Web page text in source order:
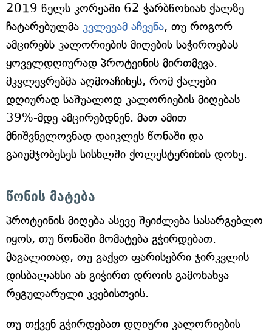
2019 წელს კორეაში 62 ჭარბწონიან ქალზე
ჩატარებულმა კვლევამ აჩვენა, თუ როგორ
ამცირებს კალორიების მიღების საჭიროებას
ყოველდღიურად პროტეინის მირთმევა.
მკვლევრებმა აღმოაჩინეს, რომ ქალები
დღიურად საშუალოდ კალორიების მიღებას
39%-მდე ამცირებდნენ. მათ ამით
მნიშვნელოვნად დაიკლეს წონაში და
გაიუმჯობესეს სისხლში ქოლესტერინის დონე.
წონის მატება
პროტეინის მიღება ასევე შეიძლება სასარგებლო
იყოს, თუ წონაში მომატება გჭირდებათ.
მაგალითად, თუ გაქვთ ფარისებრი ჯირკვლის
დისბალანსი ან გიჭირთ დროის გამონახვა
რეგულარული კვებისთვის.
თუ თქვენ გჭირდებათ დღიური კალორიების